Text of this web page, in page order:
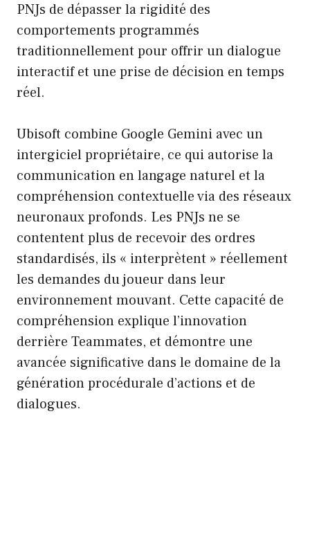
PNJs de dépasser la rigidité des
comportements programmés
traditionnellement pour offrir un dialogue
interactif et une prise de décision en temps
réel.
Ubisoft combine Google Gemini avec un
intergiciel propriétaire, ce qui autorise la
communication en langage naturel et la
compréhension contextuelle via des réseaux
neuronaux profonds. Les PNJs ne se
contentent plus de recevoir des ordres
standardisés, ils « interprètent » réellement
les demandes du joueur dans leur
environnement mouvant. Cette capacité de
compréhension explique l’innovation
derrière Teammates, et démontre une
avancée significative dans le domaine de la
génération procédurale d’actions et de
dialogues.